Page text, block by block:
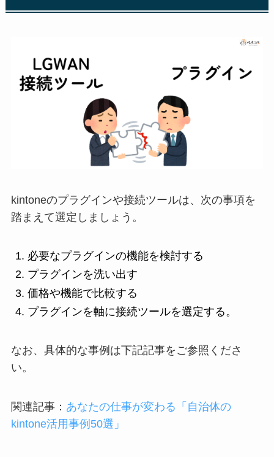
kintoneのプラグインや接続ツールは、次の事項を
踏まえて選定しましょう。
必要なプラグインの機能を検討する
プラグインを洗い出す
価格や機能で比較する
プラグインを軸に接続ツールを選定する。
なお、具体的な事例は下記記事をご参照くださ
い。
関連記事： あなたの仕事が変わる「自治体の
kintone活用事例50選」